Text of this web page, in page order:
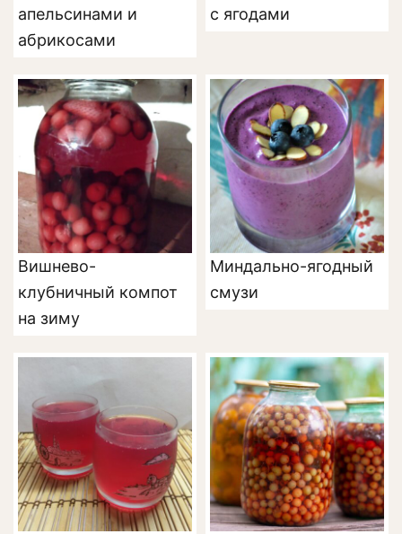
апельсинами и
абрикосами
с ягодами
Вишнево-
клубничный компот
на зиму
Миндально-ягодный
смузи